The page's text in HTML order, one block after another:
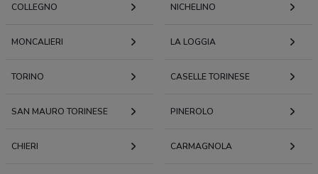
COLLEGNO NICHELINO
MONCALIERI LA LOGGIA
TORINO CASELLE TORINESE
SAN MAURO TORINESE PINEROLO
CHIERI CARMAGNOLA